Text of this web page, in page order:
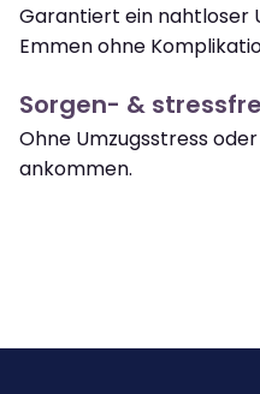
Garantiert ein nahtloser
Emmen ohne
Sorgen- &
Ohne Umzugsstress
ankommen.